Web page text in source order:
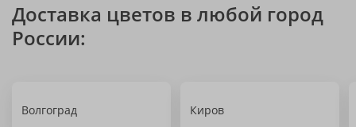
Доставка цветов в любой город
России:
Волгоград Киров